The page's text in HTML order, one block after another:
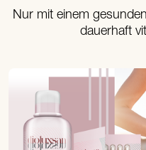
Nur mit einem
dauerhaft